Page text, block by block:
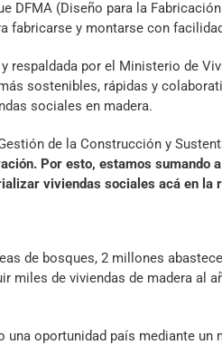
DFMA (Diseño para la
fabricarse y montarse con
respaldada por el Ministerio de
sostenibles, rápidas y
sociales en madera.
de la Construcción y
Por esto, estamos sumando
viviendas sociales acá en la
de bosques, 2 millones
miles de viviendas de madera al
una oportunidad país mediante